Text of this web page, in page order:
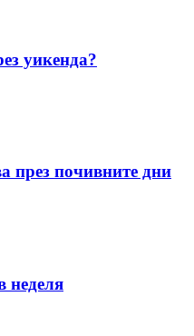
уикенда?
през почивните дни
неделя